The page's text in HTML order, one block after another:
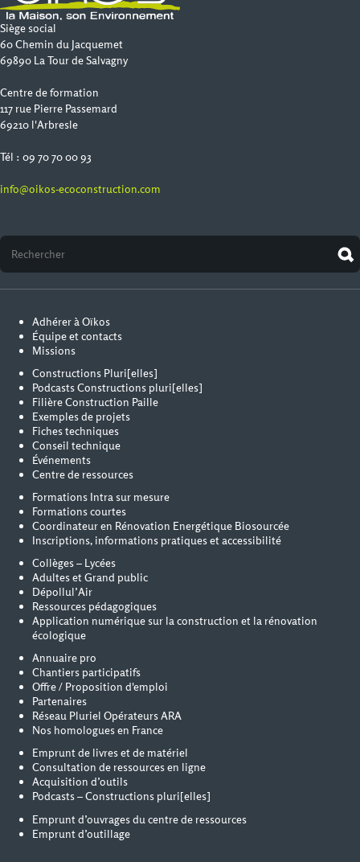
Siège social
60 Chemin du Jacquemet
69890 La Tour de Salvagny
Centre de formation
117 rue Pierre Passemard
69210 l'Arbresle
Tél : 09 70 70 00 93
info@oikos-ecoconstruction.com
Adhérer à Oïkos
Équipe et contacts
Missions
Constructions Pluri[elles]
Podcasts Constructions pluri[elles]
Filière Construction Paille
Exemples de projets
Fiches techniques
Conseil technique
Événements
Centre de ressources
Formations Intra sur mesure
Formations courtes
Coordinateur en Rénovation Energétique Biosourcée
Inscriptions, informations pratiques et accessibilité
Collèges – Lycées
Adultes et Grand public
Dépollul’Air
Ressources pédagogiques
Application numérique sur la construction et la rénovation
écologique
Annuaire pro
Chantiers participatifs
Offre / Proposition d'emploi
Partenaires
Réseau Pluriel Opérateurs ARA
Nos homologues en France
Emprunt de livres et de matériel
Consultation de ressources en ligne
Acquisition d’outils
Podcasts – Constructions pluri[elles]
Emprunt d’ouvrages du centre de ressources
Emprunt d’outillage